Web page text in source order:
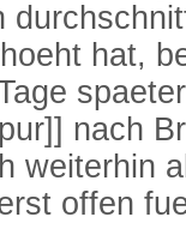
hat,
nach
weiterhin
offen